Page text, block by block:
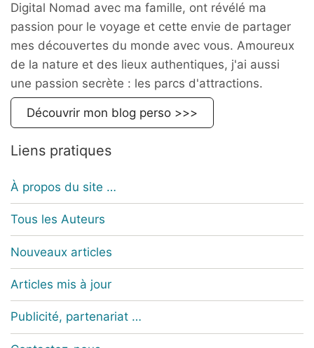
Digital Nomad avec ma famille, ont révélé ma
passion pour le voyage et cette envie de partager
mes découvertes du monde avec vous. Amoureux
de la nature et des lieux authentiques, j'ai aussi
une passion secrète : les parcs d'attractions.
Découvrir mon blog perso >>>
Liens pratiques
À propos du site …
Tous les Auteurs
Nouveaux articles
Articles mis à jour
Publicité, partenariat …